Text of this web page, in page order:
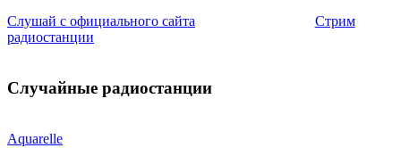
Слушай с официального сайта
Стрим
радиостанции
Случайные радиостанции
Aquarelle